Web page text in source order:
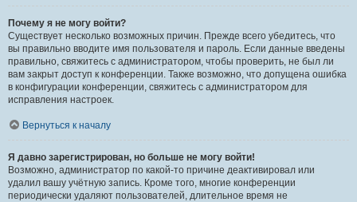
Почему я не могу войти?
Существует несколько возможных причин. Прежде всего убедитесь, что
вы правильно вводите имя пользователя и пароль. Если данные введены
правильно, свяжитесь с администратором, чтобы проверить, не был ли
вам закрыт доступ к конференции. Также возможно, что допущена ошибка
в конфигурации конференции, свяжитесь с администратором для
исправления настроек.
Вернуться к началу
Я давно зарегистрирован, но больше не могу войти!
Возможно, администратор по какой-то причине деактивировал или
удалил вашу учётную запись. Кроме того, многие конференции
периодически удаляют пользователей, длительное время не